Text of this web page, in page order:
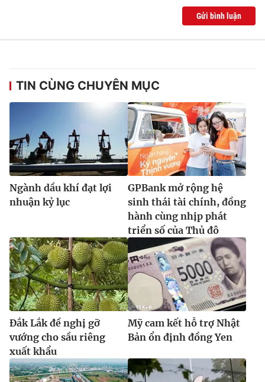
Gửi bình luận
TIN CÙNG CHUYÊN MỤC
Ngành dầu khí đạt lợi
nhuận kỷ lục
GPBank mở rộng hệ
sinh thái tài chính, đồng
hành cùng nhịp phát
triển số của Thủ đô
Đắk Lắk đề nghị gỡ
vướng cho sầu riêng
xuất khẩu
Mỹ cam kết hỗ trợ Nhật
Bản ổn định đồng Yen